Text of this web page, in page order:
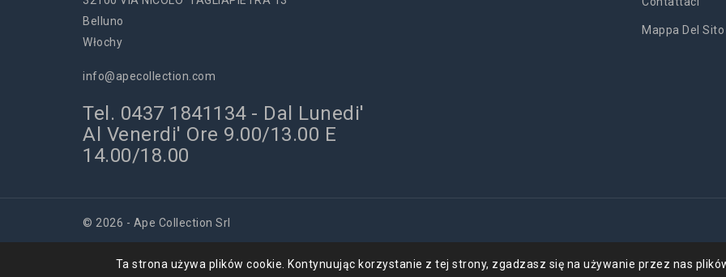
Belluno
Włochy
info@apecollection.com
Tel. 0437 1841134 - Dal Lunedi'
Al Venerdi' Ore 9.00/13.00 E
14.00/18.00
Mappa Del Sito
Ta strona używa plików cookie. Kontynuując korzystanie z tej strony, zgadzasz się na używanie przez nas
© 2026 - Ape Collection Srl